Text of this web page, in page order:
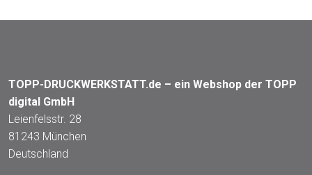
TOPP-DRUCKWERKSTATT.de – ein Webshop der TOPP
digital GmbH
Leienfelsstr. 28
81243 München
Deutschland